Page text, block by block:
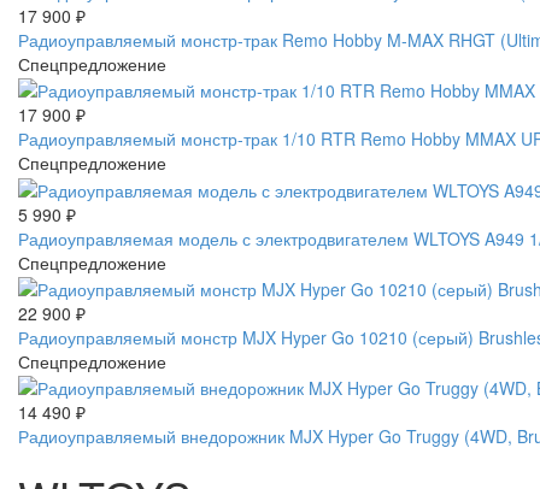
17 900 ₽
Радиоуправляемый монстр-трак Remo Hobby M-MAX RHGT
Спецпредложение
17 900 ₽
Радиоуправляемый монстр-трак 1/10 RTR Remo Hobby MMAX
Спецпредложение
5 990 ₽
Радиоуправляемая модель с электродвигателем WLTOYS A949
Спецпредложение
22 900 ₽
Радиоуправляемый монстр MJX Hyper Go 10210 (серый)
Спецпредложение
14 490 ₽
Радиоуправляемый внедорожник MJX Hyper Go Truggy (4WD,